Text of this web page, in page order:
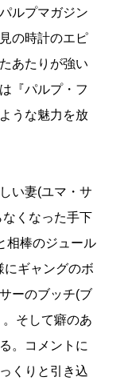
ルプマガジン
の時計のエピ
あたりが強い
『パルプ・フ
うな魅力を放
い妻(ユマ・サ
くなった手下
相棒のジュール
にギャングのボ
ーのブッチ(ブ
そして癖のあ
。コメントに
くりと引き込